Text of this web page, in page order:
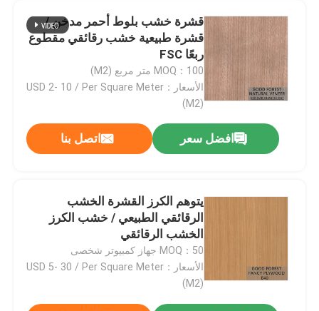
قشرة خشب بلوط أحمر مدخن /
قشرة طبيعية خشب رقائقي مقطوع
ربعًا FSC
MOQ：100 متر مربع (M2)
الأسعار：USD 2- 10 / Per Square Meter
(M2)
افضل سعر اتصل بنا
يتوهم الكرز القشرة الخشب
الرقائقي الطبيعي / خشب الكرز
الخشب الرقائقي
MOQ：50 جهاز كمبيوتر شخصى
الأسعار：USD 5- 30 / Per Square Meter
(M2)